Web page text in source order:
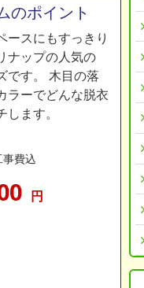
のポイント
ースにもすっきり
ナップの人気の
です。 木目の落
ラーでどんな脱衣
ます。
費込
円